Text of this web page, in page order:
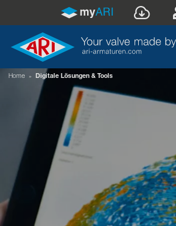
Home » Digitale Lösungen & Tools